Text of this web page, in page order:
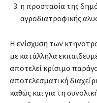
η προστασία της
αγροδιατροφικής
Η ενίσχυση των
με κατάλληλα
αποτελεί κρίσιμο
αποτελεσματική
καθώς και για τη